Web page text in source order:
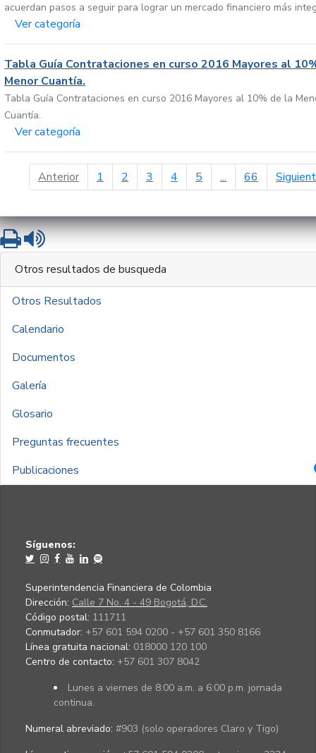
acuerdan pasos a seguir para lograr un mercado financiero más
Ver categoría
Tabla Guía Contrataciones en curso 2016 Mayores al
Menor Cuantía.
Tabla Guía Contrataciones en curso 2016 Mayores al 10% de la
Cuantía.
Ver categoría
Anteriorpágina anterior
1 2 3 4 5 ... 66
ImprimirLeer contenido
Otros resultados de busqueda
Otros Resultados
Calendario
Documentos
Galería
Glosario
Preguntas frecuentes
Publicaciones
Síguenos:
Superintendencia Financiera de Colombia
Dirección: Calle 7 No. 4 - 49 Bogotá, D.C.
Código postal: 111711
Conmutador: +57 601 594 0200 - +57 601 350 8166
Línea gratuita nacional: 018000 120 100
Centro de contacto: +57 601 307 8042
Lunes a viernes de 8:00 a.m. a 6:00 p.m. jornada
continua.
Numeral abreviado: #903 (solo operadores Claro y Tigo)